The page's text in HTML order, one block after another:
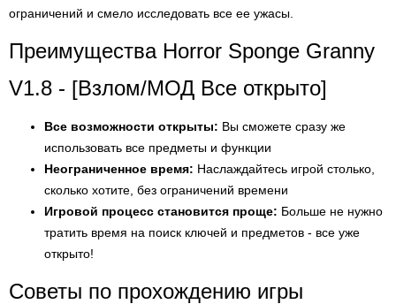
ограничений и смело исследовать все ее ужасы.
Преимущества Horror Sponge Granny
V1.8 - [Взлом/МОД Все открыто]
Все возможности открыты: Вы сможете сразу же
использовать все предметы и функции
Неограниченное время: Наслаждайтесь игрой столько,
сколько хотите, без ограничений времени
Игровой процесс становится проще: Больше не нужно
тратить время на поиск ключей и предметов - все уже
открыто!
Советы по прохождению игры